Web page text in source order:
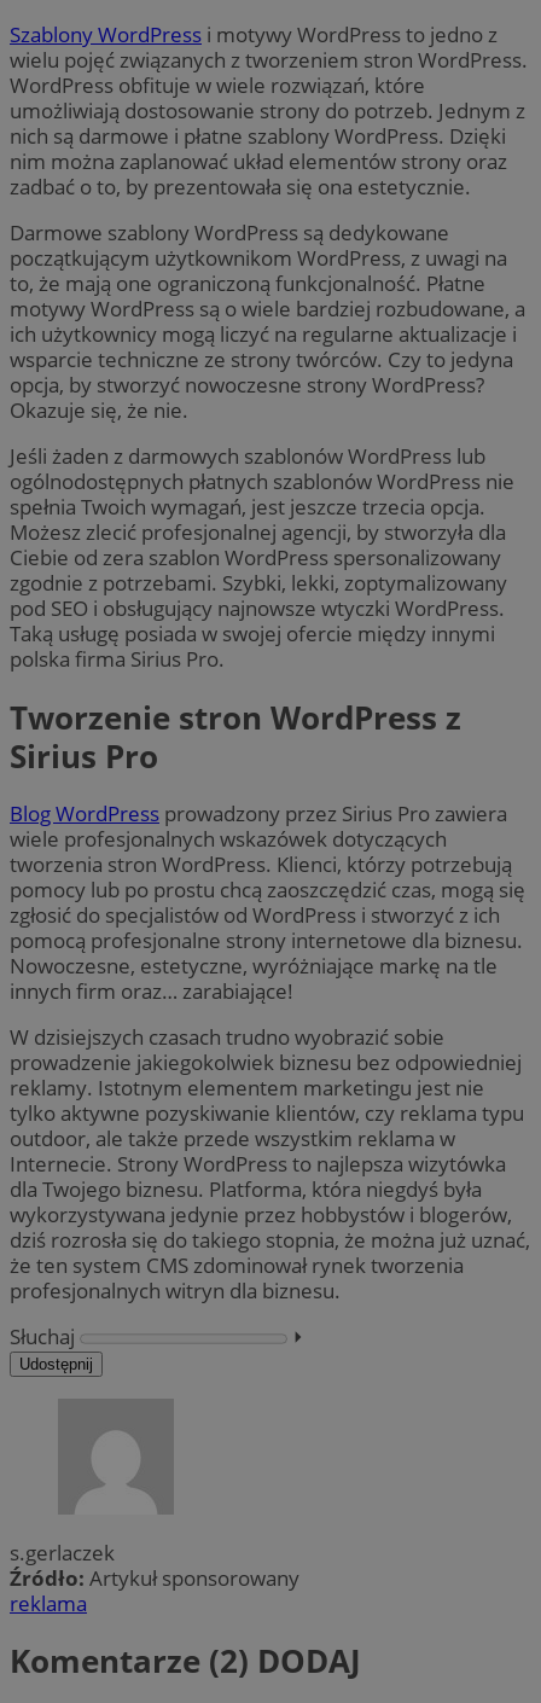
Szablony WordPress i motywy WordPress to jedno z
wielu pojęć związanych z tworzeniem stron WordPress.
WordPress obfituje w wiele rozwiązań, które
umożliwiają dostosowanie strony do potrzeb. Jednym z
nich są darmowe i płatne szablony WordPress. Dzięki
nim można zaplanować układ elementów strony oraz
zadbać o to, by prezentowała się ona estetycznie.
Darmowe szablony WordPress są dedykowane
początkującym użytkownikom WordPress, z uwagi na
to, że mają one ograniczoną funkcjonalność. Płatne
motywy WordPress są o wiele bardziej rozbudowane, a
ich użytkownicy mogą liczyć na regularne aktualizacje i
wsparcie techniczne ze strony twórców. Czy to jedyna
opcja, by stworzyć nowoczesne strony WordPress?
Okazuje się, że nie.
Jeśli żaden z darmowych szablonów WordPress lub
ogólnodostępnych płatnych szablonów WordPress nie
spełnia Twoich wymagań, jest jeszcze trzecia opcja.
Możesz zlecić profesjonalnej agencji, by stworzyła dla
Ciebie od zera szablon WordPress spersonalizowany
zgodnie z potrzebami. Szybki, lekki, zoptymalizowany
pod SEO i obsługujący najnowsze wtyczki WordPress.
Taką usługę posiada w swojej ofercie między innymi
polska firma Sirius Pro.
Tworzenie stron WordPress z
Sirius Pro
Blog WordPress prowadzony przez Sirius Pro zawiera
wiele profesjonalnych wskazówek dotyczących
tworzenia stron WordPress. Klienci, którzy potrzebują
pomocy lub po prostu chcą zaoszczędzić czas, mogą się
zgłosić do specjalistów od WordPress i stworzyć z ich
pomocą profesjonalne strony internetowe dla biznesu.
Nowoczesne, estetyczne, wyróżniające markę na tle
innych firm oraz… zarabiające!
W dzisiejszych czasach trudno wyobrazić sobie
prowadzenie jakiegokolwiek biznesu bez odpowiedniej
reklamy. Istotnym elementem marketingu jest nie
tylko aktywne pozyskiwanie klientów, czy reklama typu
outdoor, ale także przede wszystkim reklama w
Internecie. Strony WordPress to najlepsza wizytówka
dla Twojego biznesu. Platforma, która niegdyś była
wykorzystywana jedynie przez hobbystów i blogerów,
dziś rozrosła się do takiego stopnia, że można już uznać,
że ten system CMS zdominował rynek tworzenia
profesjonalnych witryn dla biznesu.
Słuchaj
⏵︎
Udostępnij
s.gerlaczek
Źródło: Artykuł sponsorowany
reklama
Komentarze (2) DODAJ